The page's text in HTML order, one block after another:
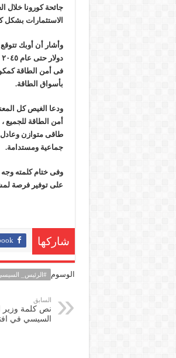
جائحة كورونا خلال
الاستثمارات بشكل
فى أمن الطاقة
بأسواق الطاقة.
ودعا الغيص كل
جماعية ومستدامة.
وفى ختام كلمته وجه
على توفير فرصة
شاركها
الوسوم #الرئيس_
السابق
نص كلمة وزير
السيسي في